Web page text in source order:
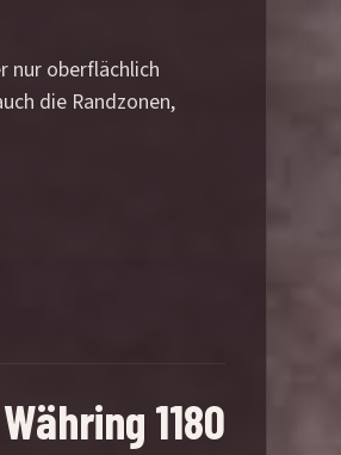
nur oberflächlich
die Randzonen,
1180